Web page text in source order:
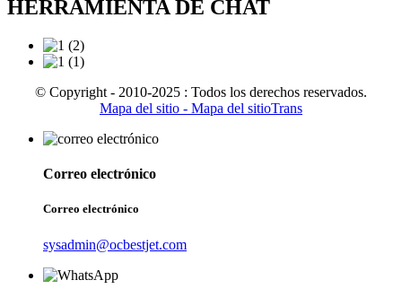
HERRAMIENTA DE CHAT
© Copyright - 2010-2025 : Todos los derechos reservados.
Mapa del sitio - Mapa del sitioTrans
Correo electrónico
Correo electrónico
sysadmin@ocbestjet.com